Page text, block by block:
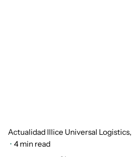
Actualidad Illice Universal Logistics
4 min read